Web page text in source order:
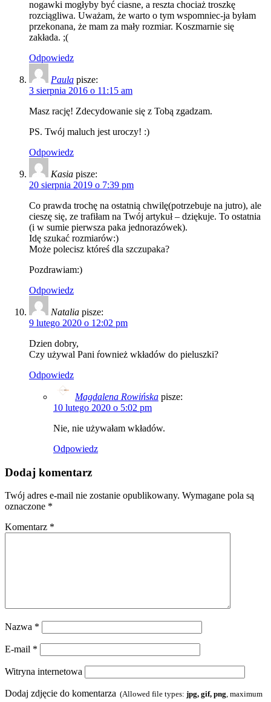
nogawki mogłyby być ciasne, a reszta chociaż troszkę
rozciągliwa. Uważam, że warto o tym wspomniec-ja byłam
przekonana, że mam za mały rozmiar. Koszmarnie się
zakłada. ;(
Odpowiedz
Paula pisze:
3 sierpnia 2016 o 11:15 am
Masz rację! Zdecydowanie się z Tobą zgadzam.
PS. Twój maluch jest uroczy! :)
Odpowiedz
Kasia pisze:
20 sierpnia 2019 o 7:39 pm
Co prawda trochę na ostatnią chwilę(potrzebuje na jutro), ale
cieszę się, ze trafiłam na Twój artykuł – dziękuje. To ostatnia
(i w sumie pierwsza paka jednorazówek).
Idę szukać rozmiarów:)
Może polecisz któreś dla szczupaka?
Pozdrawiam:)
Odpowiedz
Natalia pisze:
9 lutego 2020 o 12:02 pm
Dzien dobry,
Czy używal Pani ŕownież wkładów do pieluszki?
Odpowiedz
Magdalena Rowińska pisze:
10 lutego 2020 o 5:02 pm
Nie, nie używałam wkładów.
Odpowiedz
Dodaj komentarz
Twój adres e-mail nie zostanie opublikowany. Wymagane pola są
oznaczone *
Komentarz *
Nazwa *
E-mail *
Witryna internetowa
Dodaj zdjęcie do komentarza (Allowed file types: jpg, gif, png, maximum